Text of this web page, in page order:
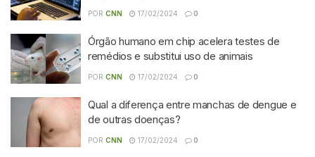
POR CNN 17/02/2024 0
Órgão humano em chip acelera testes de
remédios e substitui uso de animais
POR CNN 17/02/2024 0
Qual a diferença entre manchas de dengue e
de outras doenças?
POR CNN 17/02/2024 0